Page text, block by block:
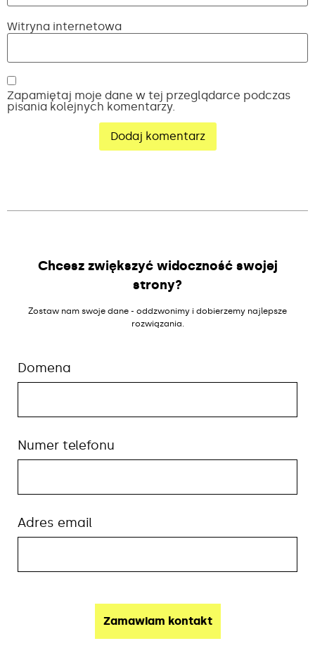
Witryna internetowa
Zapamiętaj moje dane w tej przeglądarce podczas
pisania kolejnych komentarzy.
Chcesz zwiększyć widoczność swojej
strony?
Zostaw nam swoje dane - oddzwonimy i dobierzemy najlepsze
rozwiązania.
Domena
Numer telefonu
Adres email